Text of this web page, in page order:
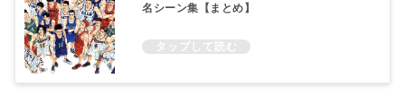
名シーン集【まとめ】